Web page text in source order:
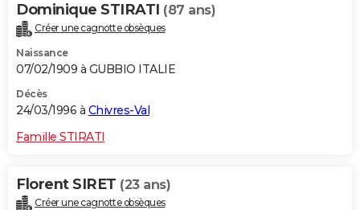
Dominique STIRATI (87 ans)
Créer une cagnotte obsèques
Naissance
07/02/1909 à GUBBIO ITALIE
Décès
24/03/1996 à Chivres-Val
Famille STIRATI
Florent SIRET (23 ans)
Créer une cagnotte obsèques